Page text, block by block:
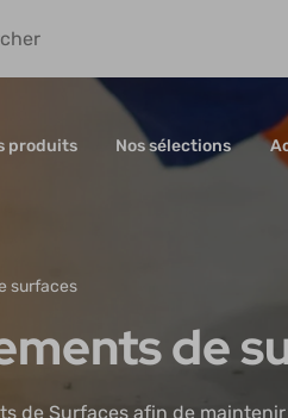
produits Nos sélections
surfaces
de
de Surfaces afin de